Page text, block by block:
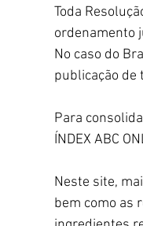
Toda
ordenamento
No caso do
publicação de
Para
ÍNDEX ABC
Neste site,
bem como as